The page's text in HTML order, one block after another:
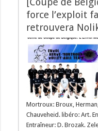
force l’exploit
retrouvera
Mortroux: Broux,
Chauveheid. libéro: Art.
Entraîneur: D. Brozak.